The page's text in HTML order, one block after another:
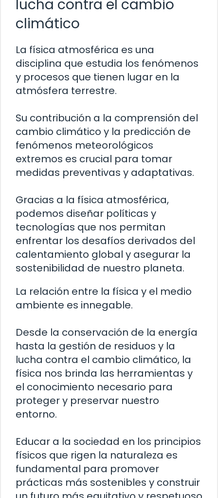
lucha contra el cambio
climático
La física atmosférica es una
disciplina que estudia los fenómenos
y procesos que tienen lugar en la
atmósfera terrestre.
Su contribución a la comprensión del
cambio climático y la predicción de
fenómenos meteorológicos
extremos es crucial para tomar
medidas preventivas y adaptativas.
Gracias a la física atmosférica,
podemos diseñar políticas y
tecnologías que nos permitan
enfrentar los desafíos derivados del
calentamiento global y asegurar la
sostenibilidad de nuestro planeta.
La relación entre la física y el medio
ambiente es innegable.
Desde la conservación de la energía
hasta la gestión de residuos y la
lucha contra el cambio climático, la
física nos brinda las herramientas y
el conocimiento necesario para
proteger y preservar nuestro
entorno.
Educar a la sociedad en los principios
físicos que rigen la naturaleza es
fundamental para promover
prácticas más sostenibles y construir